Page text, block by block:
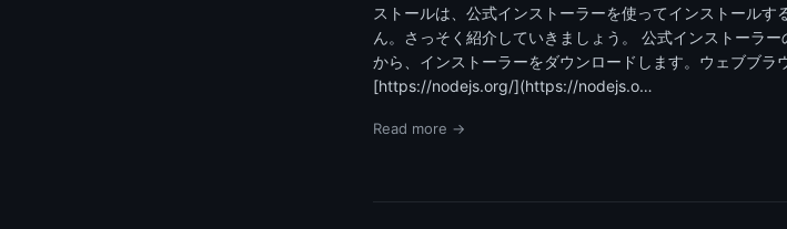
ストールは、公式インストーラーを使ってインストール
ん。さっそく紹介していきましょう。 公式インストーラ
から、インストーラーをダウンロードします。ウェブブラ
[https://nodejs.org/](https://nodejs.o…
Read more →